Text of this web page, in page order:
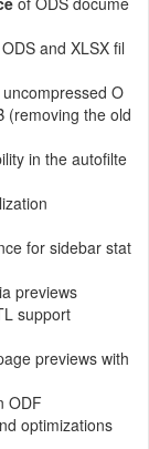
and XLSX fil
O
(removing the old
in the autofilte
for sidebar stat
previews
support
previews with
ODF
optimizations